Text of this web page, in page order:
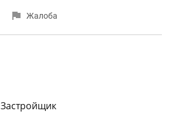
Жалоба
Застройщик